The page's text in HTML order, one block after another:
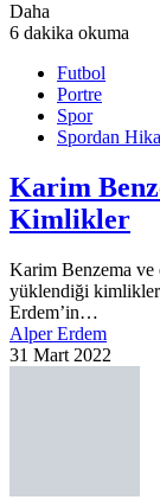
Daha
6 dakika okuma
Futbol
Portre
Spor
Spordan
Karim
Kimlikler
Karim Benzema ve
yüklendiği
Erdem’in…
Alper Erdem
31 Mart 2022